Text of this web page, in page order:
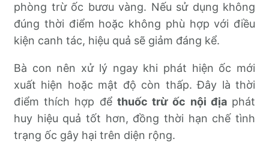
phòng trừ ốc bươu vàng. Nếu sử dụng không
đúng thời điểm hoặc không phù hợp với điều
kiện canh tác, hiệu quả sẽ giảm đáng kể.
Bà con nên xử lý ngay khi phát hiện ốc mới
xuất hiện hoặc mật độ còn thấp. Đây là thời
điểm thích hợp để thuốc trừ ốc nội địaphát
huy hiệu quả tốt hơn, đồng thời hạn chế tình
trạng ốc gây hại trên diện rộng.